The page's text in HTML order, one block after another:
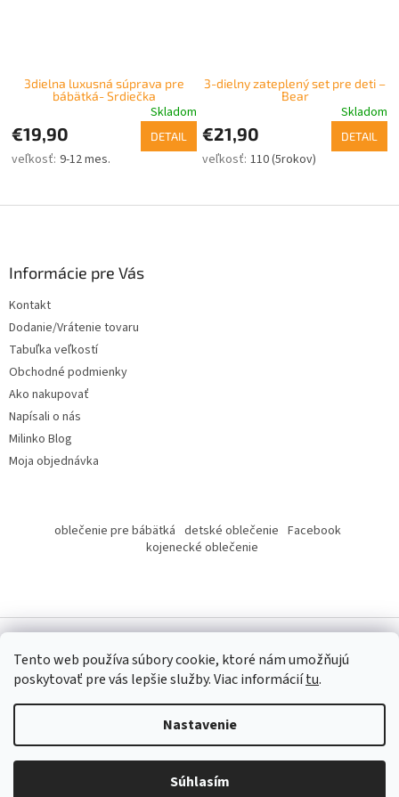
Tento web používa súbory cookie, ktoré nám umožňujú
poskytovať pre vás lepšie služby.Viac informáciítu.
Nastavenie
Súhlasím
3dielna luxusná súprava pre
bábätká- Srdiečka
Skladom
€19,90 DETAIL
9-12 mes.
3-dielny zateplený set pre deti –
Bear
Skladom
€21,90 DETAIL
110 (5rokov)
Informácie pre Vás
Kontakt
Dodanie/Vrátenie tovaru
Tabuľka veľkostí
Obchodné podmienky
Ako nakupovať
Napísali o nás
Milinko Blog
Moja objednávka
oblečenie pre bábätká detské oblečenie Facebook
kojenecké oblečenie